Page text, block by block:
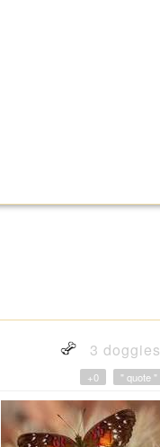
3 doggies
" quote "
+0